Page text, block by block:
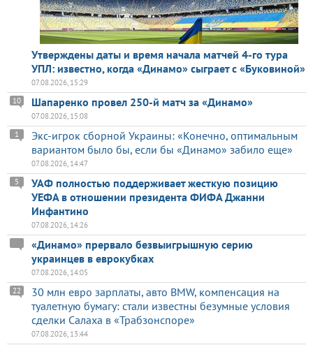
Утверждены даты и время начала матчей 4-го тура
УПЛ: известно, когда «Динамо» сыграет с «Буковиной»
07.08.2026, 15:29
Шапаренко провел 250-й матч за «Динамо»
10
07.08.2026, 15:08
Экс-игрок сборной Украины: «Конечно, оптимальным
вариантом было бы, если бы «Динамо» забило еще»
1
07.08.2026, 14:47
УАФ полностью поддерживает жесткую позицию
УЕФА в отношении президента ФИФА Джанни
Инфантино
5
07.08.2026, 14:26
«Динамо» прервало безвыигрышную серию
украинцев в еврокубках
07.08.2026, 14:05
30 млн евро зарплаты, авто BMW, компенсация на
туалетную бумагу: стали известны безумные условия
сделки Салаха в «Трабзонспоре»
22
07.08.2026, 13:44